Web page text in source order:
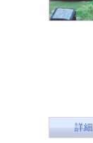
詳細